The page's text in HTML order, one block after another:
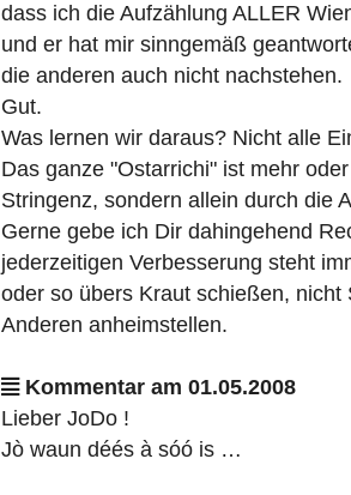
dass ich die Aufzählung ALLER
und er hat mir sinngemäß
die anderen auch nicht nachstehen.
Gut.
Was lernen wir daraus? Nicht alle
Das ganze "Ostarrichi" ist mehr
Stringenz, sondern allein durch die
Gerne gebe ich Dir dahingehend
jederzeitigen Verbesserung steht
oder so übers Kraut schießen,
Anderen anheimstellen.
Kommentar am 01.05.2008
Lieber JoDo !
Jò waun déés à sóó is …